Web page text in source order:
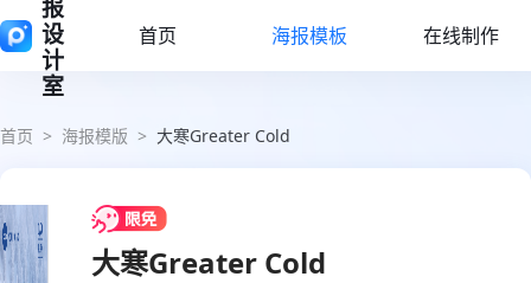
报
设
计
室
首页 海报模板 在线制作
首页 > 海报模版 > 大寒Greater Cold
大寒Greater Cold